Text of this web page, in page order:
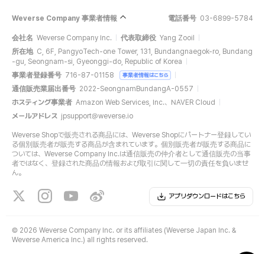
Weverse Company 事業者情報 電話番号 03-6899-5784
会社名 Weverse Company Inc. 代表取締役 Yang Zooil
所在地 C, 6F, PangyoTech-one Tower, 131, Bundangnaegok-ro, Bundang
-gu, Seongnam-si, Gyeonggi-do, Republic of Korea
事業者登録番号 716-87-01158 事業者情報はこちら
通信販売業届出番号 2022-SeongnamBundangA-0557
ホスティング事業者 Amazon Web Services, Inc.、NAVER Cloud
メールアドレス jpsupport@weverse.io
Weverse Shopで販売される商品には、Weverse Shopにパートナー登録してい
る個別販売者が販売する商品が含まれています。個別販売者が販売する商品に
ついては、Weverse Company Inc.は通信販売の仲介者として通信販売の当事
者ではなく、登録された商品の情報および取引に関して一切の責任を負いませ
ん。
アプリダウンロードはこちら
© 2026 Weverse Company Inc. or its affiliates (Weverse Japan Inc. &
Weverse America Inc.) all rights reserved.